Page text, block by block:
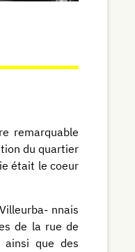
remarquable
du quartier
était le coeur
nnais
de la rue de
ainsi que des